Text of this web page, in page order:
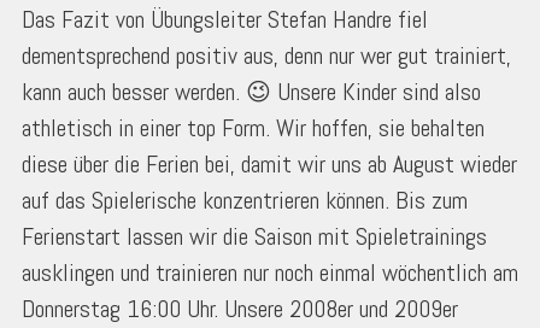
Das Fazit von Übungsleiter Stefan Handre fiel
dementsprechend positiv aus, denn nur wer gut trainiert,
kann auch besser werden. 😉 Unsere Kinder sind also
athletisch in einer top Form. Wir hoffen, sie behalten
diese über die Ferien bei, damit wir uns ab August wieder
auf das Spielerische konzentrieren können. Bis zum
Ferienstart lassen wir die Saison mit Spieletrainings
ausklingen und trainieren nur noch einmal wöchentlich am
Donnerstag 16:00 Uhr. Unsere 2008er und 2009er